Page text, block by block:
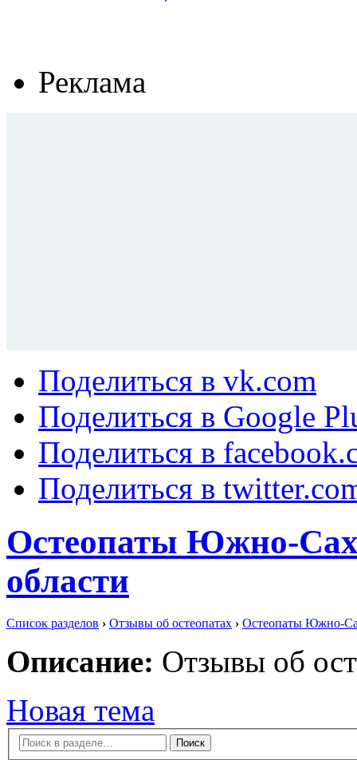
Реклама
Поделиться в vk.com
Поделиться в Google
Поделиться в
Поделиться в
Остеопаты Южно-
области
Список разделов › Отзывы об остеопатах › Остеопаты Южно-
Описание: Отзывы об
Новая тема